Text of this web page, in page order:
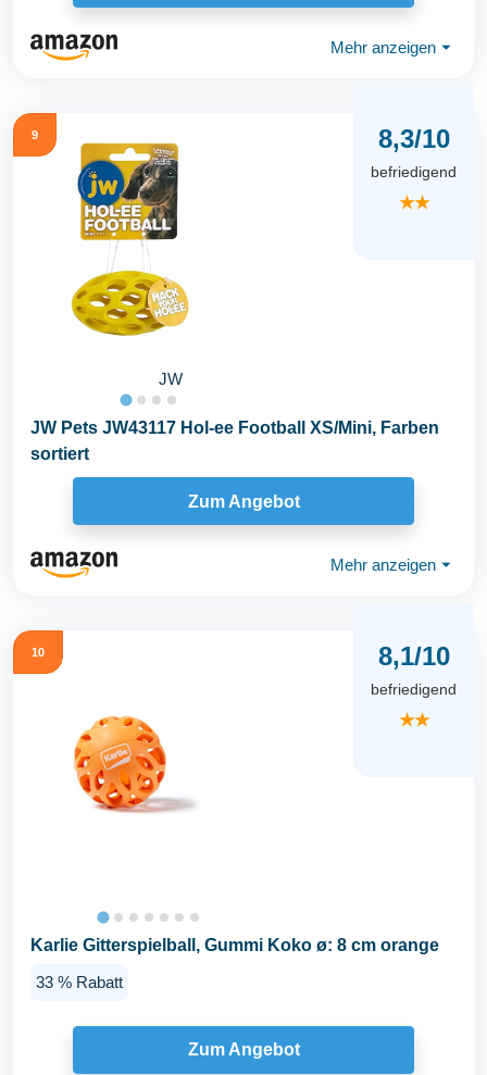
Mehr anzeigen ⏷
9
JW
8,3/10
befriedigend
★★
JW Pets JW43117 Hol-ee Football XS/Mini, Farben
sortiert
Zum Angebot
Mehr anzeigen ⏷
10 8,1/10
befriedigend
★★
Karlie Gitterspielball, Gummi Koko ø: 8 cm orange
33 % Rabatt
Zum Angebot